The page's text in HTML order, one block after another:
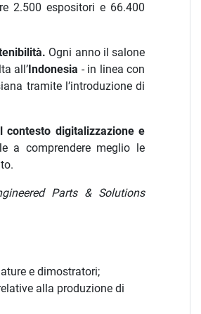
2.500 espositori e 66.400
Ogni anno il salone
all’Indonesia - in linea con
tramite l’introduzione di
contesto digitalizzazione e
a comprendere meglio le
Parts & Solutions
e dimostratori;
alla produzione di